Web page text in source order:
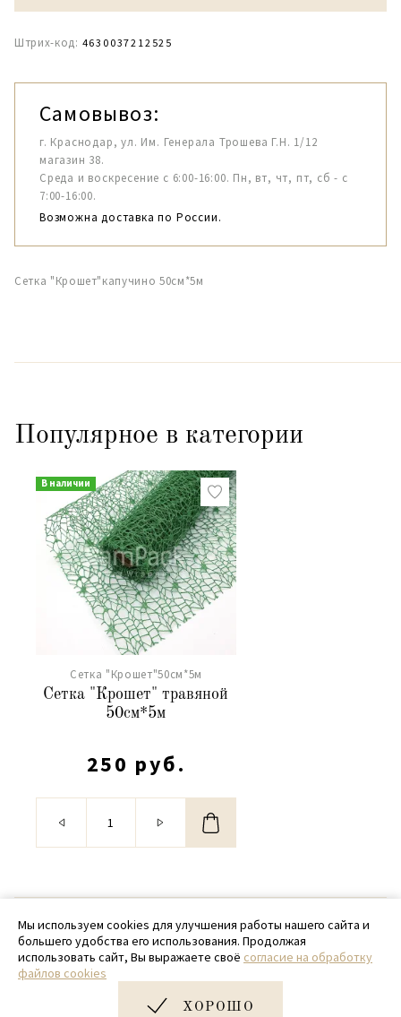
Штрих-код: 4630037212525
Самовывоз:
г. Краснодар, ул. Им. Генерала Трошева Г.Н. 1/12
магазин 38.
Среда и воскресение с 6:00-16:00. Пн, вт, чт, пт, сб - с
7:00-16:00.
Возможна доставка по России.
Сетка "Крошет"капучино 50см*5м
Популярное в категории
В наличии
Сетка "Крошет"50см*5м
Сетка "Крошет" травяной
50см*5м
250 руб.
© 2020 - 2026 SamPack
+ 7 (918) 699-97-87
zakaz@sampack.store
Мы используем cookies для улучшения работы нашего сайта и
большего удобства его использования. Продолжая
использовать сайт, Вы выражаете своё согласие на обработку
файлов cookies
ХОРОШО